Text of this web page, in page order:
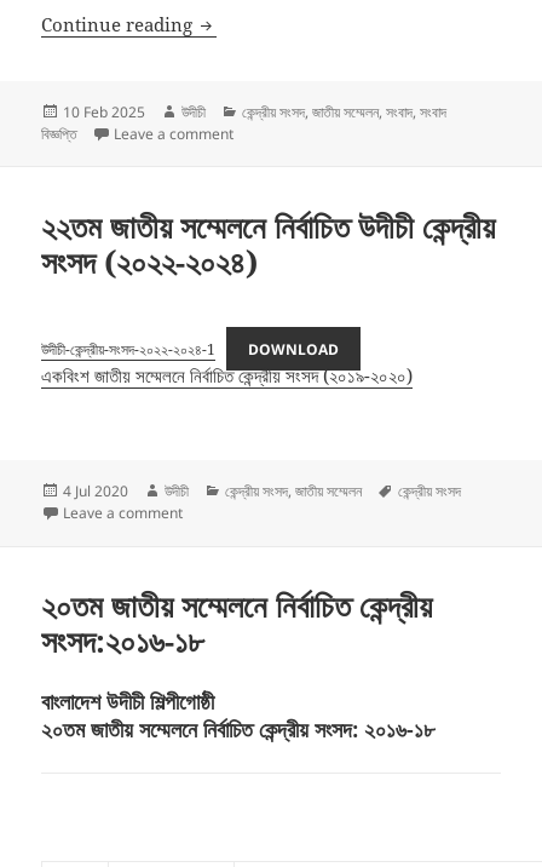
Continue reading উদীচীর ২৩তম জাতীয় সম্মেলন সম্পন্নঃ অধ্যাপক বদিউর
Posted
on
10 Feb 2025 Author
উদীচী Categories
কেন্দ্রীয় সংসদ,জাতীয় সম্মেলন,সংবাদ,সংবাদ
বিজ্ঞপ্তি
Leave a commenton উদীচীর ২৩তম জাতীয় সম্মেলন সম্পন্নঃ অধ্যাপক বদিউর রহমান
২২তম জাতীয় সম্মেলনে নির্বাচিত উদীচী কেন্দ্রীয়
সংসদ (২০২২-২০২৪)
উদীচী-কেন্দ্রীয়-সংসদ-২০২২-২০২৪-1 DOWNLOAD
একবিংশ জাতীয় সম্মেলনে নির্বাচিত কেন্দ্রীয় সংসদ (২০১৯-২০২০)
Posted
on
4 Jul 2020 Author
উদীচী Categories
কেন্দ্রীয় সংসদ,জাতীয় সম্মেলন Tags
কেন্দ্রীয় সংসদ
Leave a commenton ২২তম জাতীয় সম্মেলনে নির্বাচিত উদীচী কেন্দ্রীয় সংসদ (২০২২-২০২৪)
২০তম জাতীয় সম্মেলনে নির্বাচিত কেন্দ্রীয়
সংসদ:২০১৬-১৮
বাংলাদেশ উদীচী শিল্পীগোষ্ঠী
২০তম জাতীয় সম্মেলনে নির্বাচিত কেন্দ্রীয় সংসদ: ২০১৬-১৮